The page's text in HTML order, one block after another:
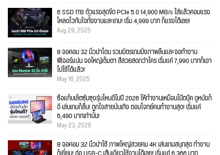
6 SSD 1TB ตัวแรงสุดขีด PCIe 5.0 14,900 MB/s ใส่แล้วคอมแรง
โหลดไวทันใจทั้งงานและเกม! เริ่ม 4,999 บาท ก็แรงได้เลย!
Aug 29, 2025
8 จอคอม 32 นิ้วน่าโดน รวมมิตรเกมมิ่งภาพลื่นและจอทำงาน
ฟีเจอร์แน่น จอใหญ่เต็มตา สีสวยสดกว่าใคร เริ่มแค่ 7,990 บาทก็เอา
ไปใช้ได้แล้ว!
May 16, 2025
ซื้อแท็บเล็ตซัมซุงรุ่นไหนดีในปี 2026 ให้ทำงานเหมือนโน้ตบุ๊ค ดูหนังก็
ดี เล่นเกมก็ลื่น! ถูกใจสายบันเทิง ตอบโจทย์คนทำงานสุด! เริ่มแค่
6,490 บาทเท่านั้น!
May 23, 2026
8 จอคอม 32 นิ้วน่าใช้ ภาพใหญ่สวยคม 4K เล่นเกมสนุกสุด ทำงาน